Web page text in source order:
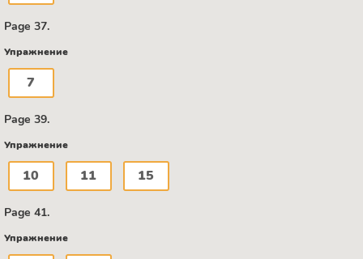
Page 37.
Упражнение
7
Page 39.
Упражнение
10 11 15
Page 41.
Упражнение